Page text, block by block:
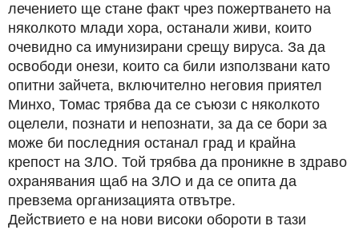
лечението ще стане факт чрез пожертването на
няколкото млади хора, останали живи, които
очевидно са имунизирани срещу вируса. За да
освободи онези, които са били използвани като
опитни зайчета, включително неговия приятел
Минхо, Томас трябва да се съюзи с няколкото
оцелели, познати и непознати, за да се бори за
може би последния останал град и крайна
крепост на ЗЛО. Той трябва да проникне в здраво
охранявания щаб на ЗЛО и да се опита да
превзема организацията отвътре.
Действието е на нови високи обороти в тази